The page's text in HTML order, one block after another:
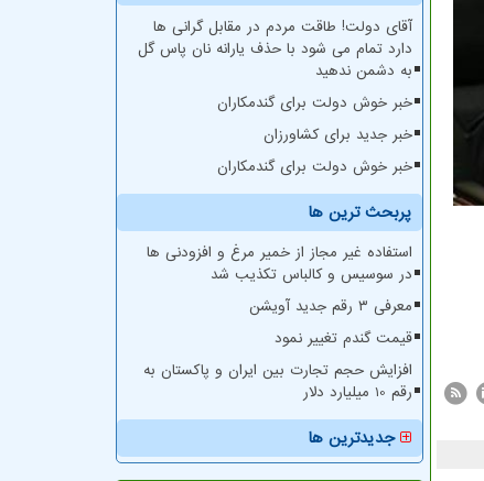
آقای دولت! طاقت مردم در مقابل گرانی ها
دارد تمام می شود با حذف یارانه نان پاس گل
به دشمن ندهید
خبر خوش دولت برای گندمکاران
خبر جدید برای کشاورزان
خبر خوش دولت برای گندمکاران
پربحث ترین ها
استفاده غیر مجاز از خمیر مرغ و افزودنی ها
در سوسیس و کالباس تکذیب شد
معرفی ۳ رقم جدید آویشن
قیمت گندم تغییر نمود
افزایش حجم تجارت بین ایران و پاکستان به
رقم 10 میلیارد دلار
جدیدترین ها